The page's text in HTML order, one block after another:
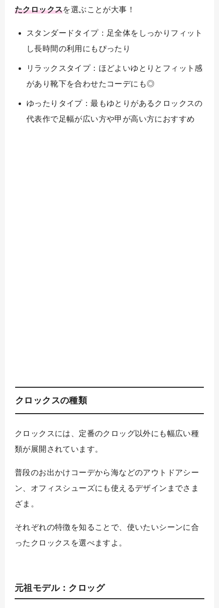
たクロックスを選ぶことが大事！
スタンダードタイプ：足全体をしっかりフィット
し長時間の利用にもぴったり
リラックスタイプ：ほどよいゆとりとフィット感
があり靴下を合わせたコーデにも◎
ゆったりタイプ：最もゆとりがあるクロックスの
代表作で足幅が広い方や甲が高い方におすすめ
クロックスの種類
クロックスには、定番のクロッグ以外にも幅広い種
類が展開されています。
普段のお出かけコーデから海などのアウトドアシー
ン、オフィスシューズにも使えるデザインまでさま
ざま。
それぞれの特徴を知ることで、使いたいシーンに合
ったクロックスを選べますよ。
元祖モデル：クロッグ